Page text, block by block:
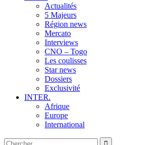
Actualités
5 Majeurs
Région news
Mercato
Interviews
CNO – Togo
Les coulisses
Star news
Dossiers
Exclusivité
INTER.
Afrique
Europe
International